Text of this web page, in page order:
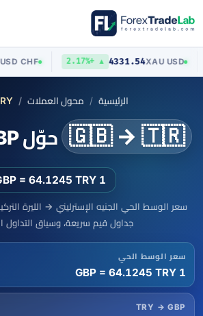
XAU/
4331.54
▲ +2.17%
USD/CHF
الرئيسية محول العملات
🇬🇧 → 🇹🇷 حوّل GBP إلى TRY
1 GBP = 64.1245 TRY
سعر الوسط الحي الجنيه الإسترليني → الليرة
جداول قيم سريعة، وسياق التداول
سعر الوسط الحي
1 GBP = 64.1245 TRY
TRY → GBP